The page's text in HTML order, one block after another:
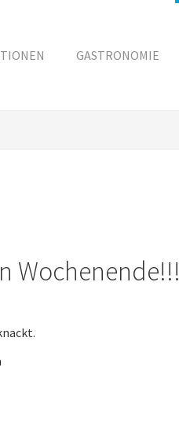
GASTRONOMIE
Wochenende!!!